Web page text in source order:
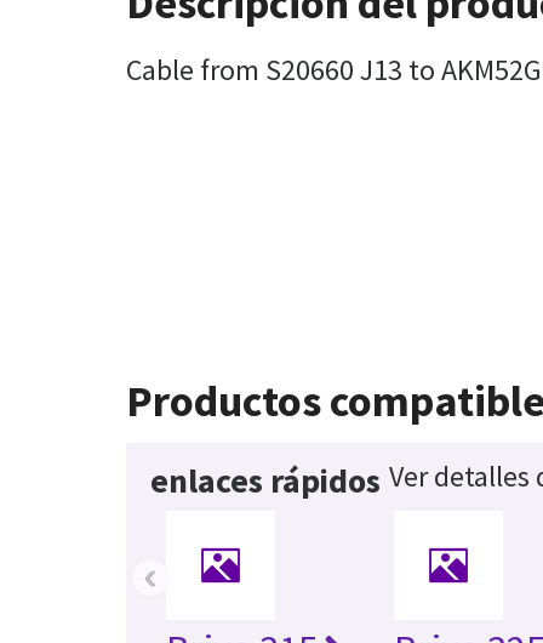
Cable from S20660 J13 to
Productos
enlaces rápidos Ver
‹